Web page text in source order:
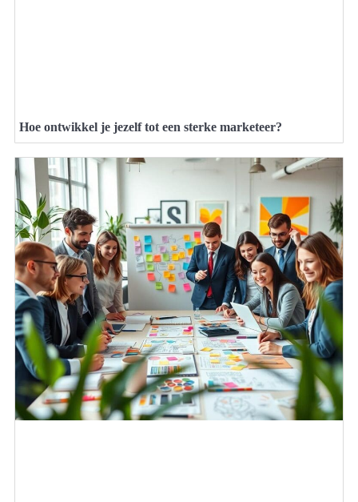
Hoe ontwikkel je jezelf tot een sterke marketeer?